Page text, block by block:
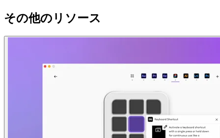
その他のリソース